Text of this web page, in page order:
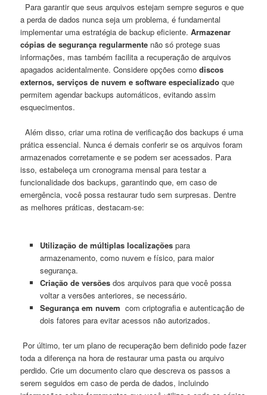
⁣ ​ Para ⁣garantir ‍que seus⁣ arquivos estejam ​sempre ‍seguros e ⁢que
a perda de‍ dados⁤ nunca⁤ seja um problema, é fundamental
‍implementar uma estratégia ⁣de backup‍ eficiente.‌Armazenar
cópias ⁣de ⁤segurança regularmente não ‌só protege suas
informações, mas também facilita a⁢ recuperação⁤ de arquivos
apagados acidentalmente.⁣ Considere opções comodiscos
⁤externos,​ serviços⁣ de⁢ nuvem e software especializado ​que
permitem agendar⁣ backups automáticos, evitando⁤ assim​
esquecimentos.
‍ ⁢ Além disso, criar uma⁤ rotina de verificação dos backups é ⁤uma
prática essencial. Nunca​ é demais conferir se os arquivos foram
armazenados corretamente e ​se podem ser acessados. Para
isso, estabeleça um ⁤cronograma mensal⁢ para testar⁤ a
funcionalidade dos backups, garantindo que, em caso de
‌emergência,‌ você possa restaurar tudo sem surpresas. Dentre⁢
as ⁣melhores práticas, destacam-se:
Utilização de múltiplas localizaçõespara
armazenamento, como nuvem e​ físico,‌ para ‍maior⁢
segurança.
Criação de‌ versõesdos arquivos para que você possa
⁤voltar a versões anteriores, se⁤ necessário.
Segurança ⁤em nuvem ⁤ com criptografia e autenticação de
dois fatores para evitar acessos⁤ não autorizados.
⁢ Por último, ter um plano​ de recuperação bem definido pode fazer⁤
toda a diferença na hora de restaurar uma ​pasta ​ou arquivo
perdido. Crie um documento claro que descreva‌ os passos a
serem seguidos em caso ‍de perda de dados, incluindo⁢